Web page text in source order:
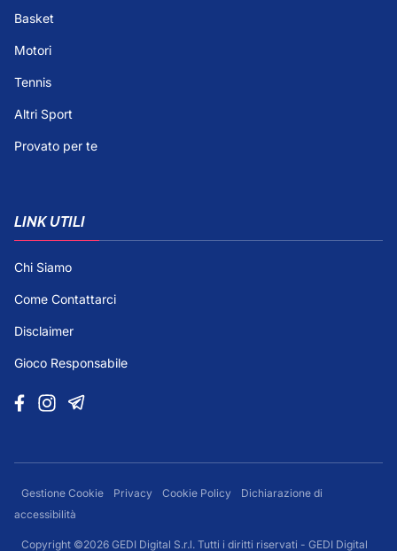
Basket
Motori
Tennis
Altri Sport
Provato per te
LINK UTILI
Chi Siamo
Come Contattarci
Disclaimer
Gioco Responsabile
Gestione Cookie Privacy Cookie Policy
Dichiarazione di
accessibilità
Copyright ©2026 GEDI Digital S.r.l. Tutti i diritti riservati - GEDI Digital